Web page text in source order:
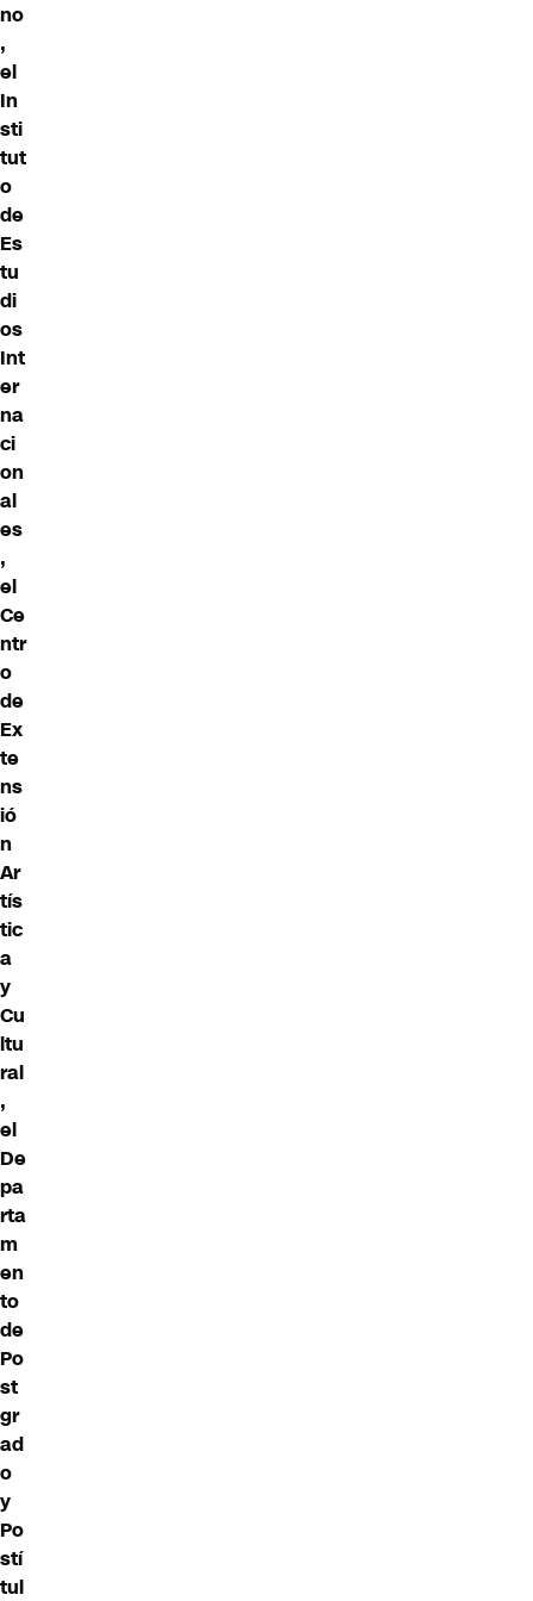
no
,
el
In
sti
tut
o
de
Es
tu
di
os
Int
er
na
ci
on
al
es
,
el
Ce
ntr
o
de
Ex
te
ns
ió
n
Ar
tís
tic
a
y
Cu
ltu
ral
,
el
De
pa
rta
m
en
to
de
Po
st
gr
ad
o
y
Po
stí
tul